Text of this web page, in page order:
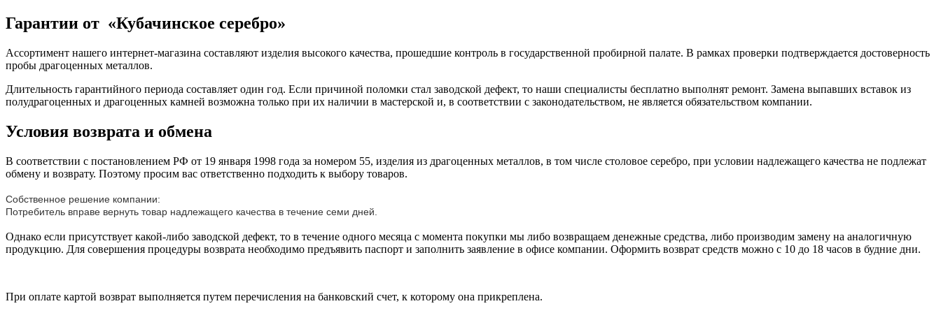
Гарантии от «Кубачинское серебро»
Ассортимент нашего интернет-магазина составляют изделия высокого качества, прошедшие контроль в государственной пробирной палате. В рамках проверки подтверждается достоверность
пробы драгоценных металлов.
Длительность гарантийного периода составляет один год. Если причиной поломки стал заводской дефект, то наши специалисты бесплатно выполнят ремонт. Замена выпавших вставок из
полудрагоценных и драгоценных камней возможна только при их наличии в мастерской и, в соответствии с законодательством, не является обязательством компании.
Условия возврата и обмена
В соответствии с постановлением РФ от 19 января 1998 года за номером 55, изделия из драгоценных металлов, в том числе столовое серебро, при условии надлежащего качества не подлежат
обмену и возврату. Поэтому просим вас ответственно подходить к выбору товаров.
Собственное решение компании:
Потребитель вправе вернуть товар надлежащего качества в течение семи дней.
Однако если присутствует какой-либо заводской дефект, то в течение одного месяца с момента покупки мы либо возвращаем денежные средства, либо производим замену на аналогичную
продукцию. Для совершения процедуры возврата необходимо предъявить паспорт и заполнить заявление в офисе компании. Оформить возврат средств можно с 10 до 18 часов в будние дни.
При оплате картой возврат выполняется путем перечисления на банковский счет, к которому она прикреплена.